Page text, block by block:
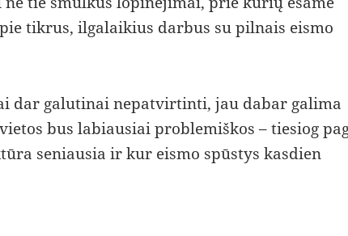
tikrus, ilgalaikius darbus su pilnais eismo
dar galutinai nepatvirtinti, jau dabar galima
bus labiausiai problemiškos – tiesiog
seniausia ir kur eismo spūstys kasdien